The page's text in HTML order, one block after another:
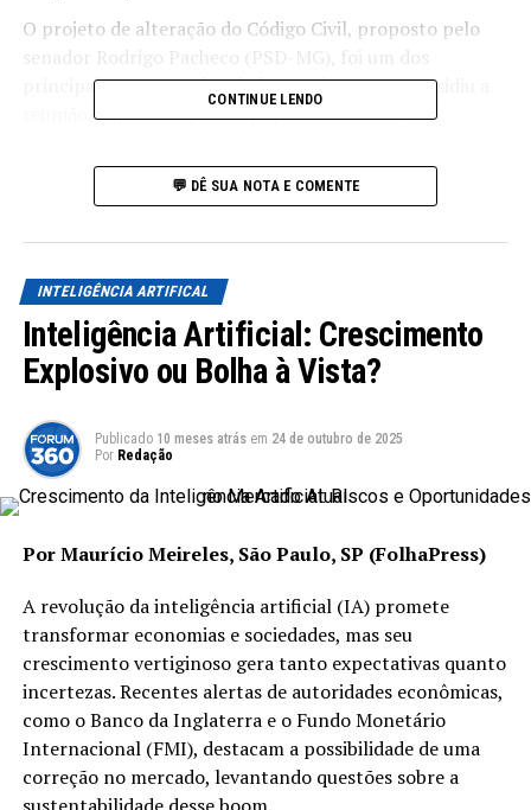
O projeto de alteração do Código Civil, proposto pelo
principais assuntos abordados. Pacheco, que presidiu a
reunião, expressou preocupações sobre os riscos
disseminação de imagens e vídeos gerados por IA. Ele
enfatizou a necessidade de mecanismos que assegurem a
“A dúvida sobre a autenticidade de uma imagem é uma
questão que pode gerar instabilidade na sociedade.
Precisamos encontrar formas de mitigar essa
ansiedade”, afirmou o senador. Esta afirmação reflete a
crescente apreensão em relação ao impacto da IA no
cotidiano das pessoas.
Transparência e Consentimento na
Uma das inovações mais relevantes do novo Código Civil
é a obrigatoriedade de que prestadores de serviços e
publicidades informem sobre o uso de IA, especialmente
em casos em que são reproduzidas pessoas, sejam elas
vivas ou falecidas. A advogada Laura Porto, envolvida na
elaboração do projeto, ressaltou que essa medida visa
proteger o consumidor, garantindo que sejam
informados sobre a autenticidade das figuras com as
quais estão interagindo nas mídias digitais.
CONTINUE LENDO
💬 DÊ SUA NOTA E COMENTE
INTELIGÊNCIA ARTIFICAL
Inteligência Artificial: Crescimento
Explosivo ou Bolha à Vista?
Publicado 10 meses atrás em 24 de outubro de 2025
Por Redação
Por Maurício Meireles, São Paulo, SP (FolhaPress)
A revolução da inteligência artificial (IA) promete
transformar economias e sociedades, mas seu
crescimento vertiginoso gera tanto expectativas quanto
incertezas. Recentes alertas de autoridades econômicas,
como o Banco da Inglaterra e o Fundo Monetário
Internacional (FMI), destacam a possibilidade de uma
correção no mercado, levantando questões sobre a